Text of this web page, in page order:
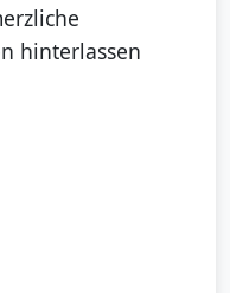
hinterlassen